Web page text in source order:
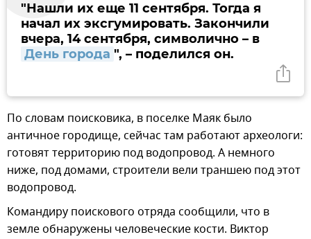
"Нашли их еще 11 сентября. Тогда я
начал их эксгумировать. Закончили
вчера, 14 сентября, символично – в
День города ", – поделился он.
По словам поисковика, в поселке Маяк было
античное городище, сейчас там работают археологи:
готовят территорию под водопровод. А немного
ниже, под домами, строители вели траншею под этот
водопровод.
Командиру поискового отряда сообщили, что в
земле обнаружены человеческие кости. Виктор